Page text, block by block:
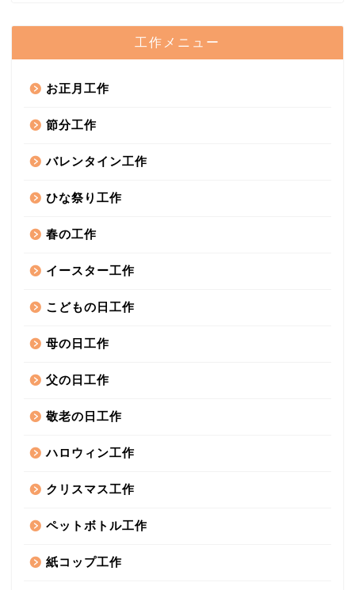
工作メニュー
お正月工作
節分工作
バレンタイン工作
ひな祭り工作
春の工作
イースター工作
こどもの日工作
母の日工作
父の日工作
敬老の日工作
ハロウィン工作
クリスマス工作
ペットボトル工作
紙コップ工作